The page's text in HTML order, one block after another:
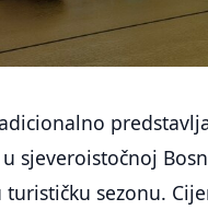
sjeveroistočnoj
sezonu.